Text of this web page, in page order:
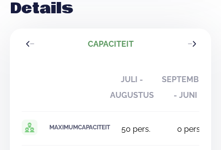
Details
CAPACITEIT
JULI -
AUGUSTUS
SEPTEMBER
- JUNI
MAXIMUMCAPACITEIT 50 pers. 0 pers.